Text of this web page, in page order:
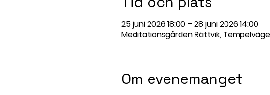
25 juni 2026 18:00 – 28 juni 2026 14:00
Meditationsgården Rättvik,
Om evenemanget